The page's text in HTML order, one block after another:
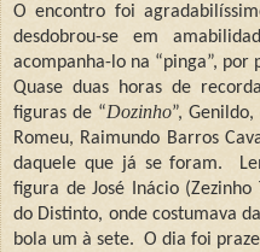
O encontro foi
desdobrou-se em
acompanha-lo na “pinga”,
Quase duas horas de
figuras de “Dozinho”,
Romeu, Raimundo Barros
daquele que já se foram.
figura de José Inácio
do Distinto, onde costumava
bola um à sete. O dia foi